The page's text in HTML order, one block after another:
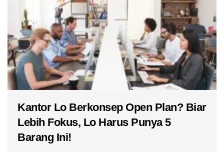
Kantor Lo Berkonsep Open Plan? Biar
Lebih Fokus, Lo Harus Punya 5
Barang Ini!